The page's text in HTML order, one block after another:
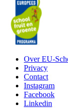
Over EU-
Privacy
Contact
Instagram
Facebook
Linkedin